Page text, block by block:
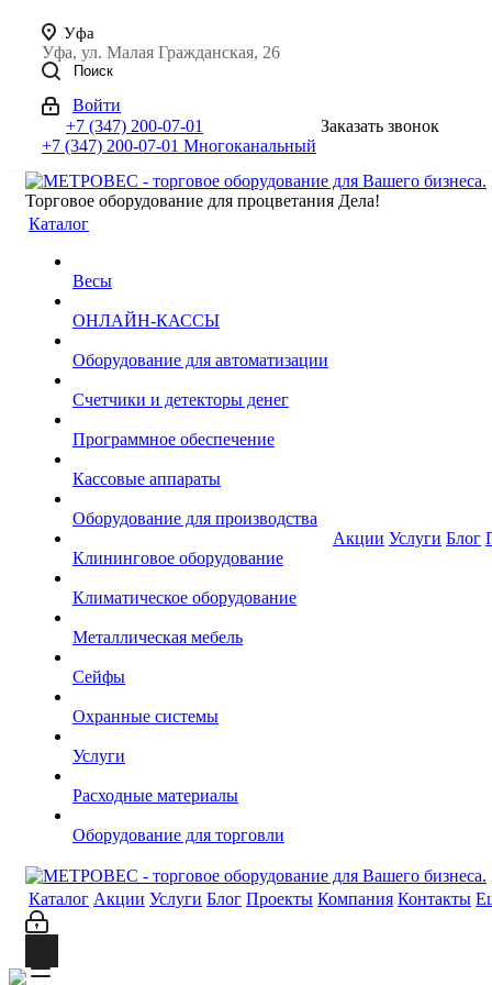
Уфа
Уфа, ул. Малая Гражданская, 26
Поиск
Войти
+7 (347) 200-07-01
+7 (347) 200-07-01 Многоканальный
Заказать звонок
Торговое оборудование для процветания Дела!
Каталог
Весы
ОНЛАЙН-КАССЫ
Оборудование для автоматизации
Счетчики и детекторы денег
Программное обеспечение
Кассовые аппараты
Оборудование для производства
Клининговое оборудование
Климатическое оборудование
Металлическая мебель
Сейфы
Охранные системы
Услуги
Расходные материалы
Оборудование для торговли
Акции Услуги Блог
Каталог Акции Услуги Блог Проекты Компания Контакты